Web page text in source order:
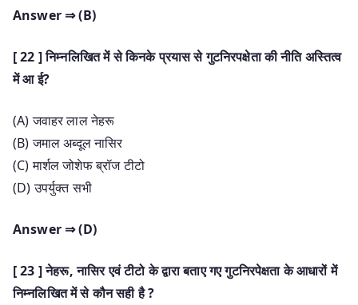
Answer ⇒ (B)
[ 22 ] निम्नलिखित में से किनके प्रयास से गुटनिरपक्षेता की नीति अस्तित्व
में आ ई?
(A) जवाहर लाल नेहरू
(B) जमाल अब्दूल नासिर
(C) मार्शल जोशेफ ब्रॉज टीटो
(D) उपर्युक्त सभी
Answer ⇒ (D)
[ 23 ] नेहरू, नासिर एवं टीटो के द्वारा बताए गए गुटनिरपेक्षता के आधारों में
निम्नलिखित में से कौन सही है ?